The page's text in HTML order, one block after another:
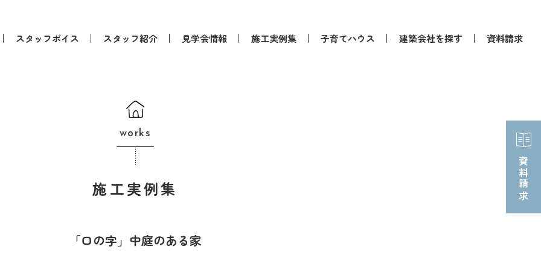
スタッフボイス スタッフ紹介 見学会情報 施工実例集 子育てハウス 建築会社を探す 資料請求
資料請求
works
施工実例集
「口の字」中庭のある家